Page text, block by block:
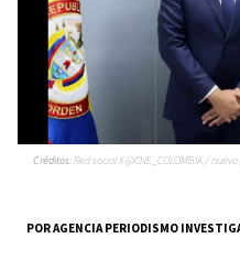
POR AGENCIA PERIODISMO
Créditos:Red social X @CNE_COLOMBIA /